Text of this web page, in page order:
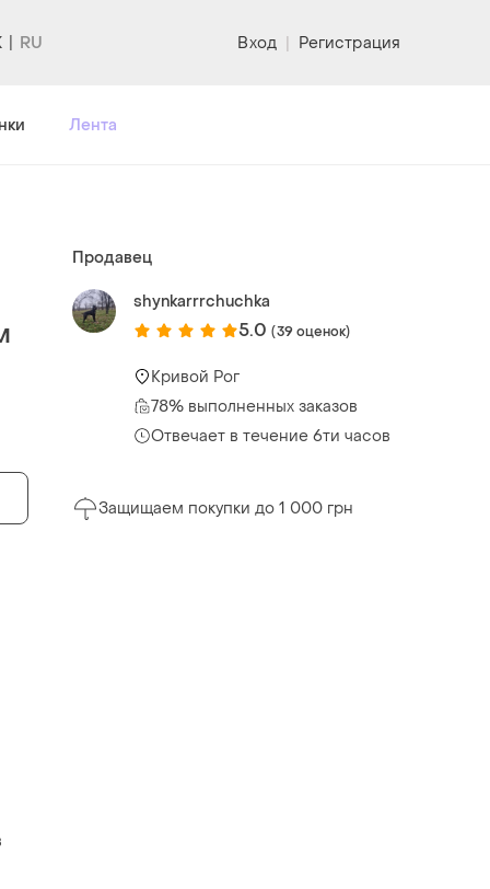
Вход | Регистрация
Лента
Продавец
shynkarrrchuchka
5.0 (39 оценок)
Кривой Рог
78% выполненных заказов
Отвечает в течение 6ти часов
Защищаем покупки до 1 000 грн